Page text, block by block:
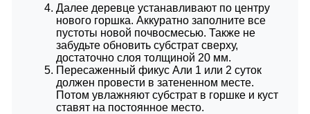
Далее деревце устанавливают по центру
нового горшка. Аккуратно заполните все
пустоты новой почвосмесью. Также не
забудьте обновить субстрат сверху,
достаточно слоя толщиной 20 мм.
Пересаженный фикус Али 1 или 2 суток
должен провести в затененном месте.
Потом увлажняют субстрат в горшке и куст
ставят на постоянное место.